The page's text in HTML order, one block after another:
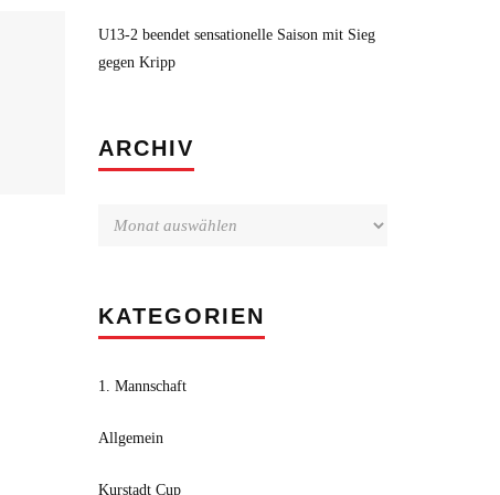
U13-2 beendet sensationelle Saison mit Sieg
gegen Kripp
ARCHIV
KATEGORIEN
1. Mannschaft
Allgemein
Kurstadt Cup